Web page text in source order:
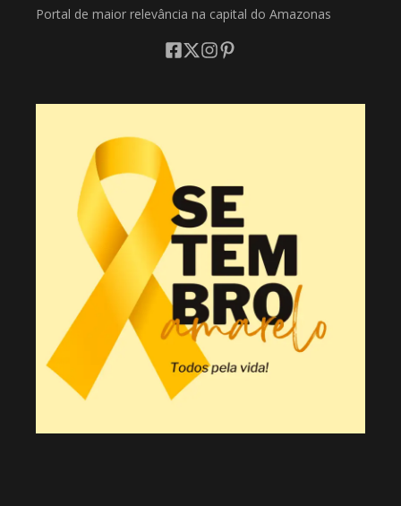
Portal de maior relevância na capital do Amazonas